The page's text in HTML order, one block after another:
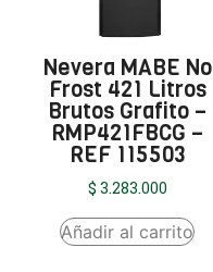
Nevera MABE No
Frost 421 Litros
Brutos Grafito –
RMP421FBCG –
REF 115503
$ 3.283.000
Añadir al carrito